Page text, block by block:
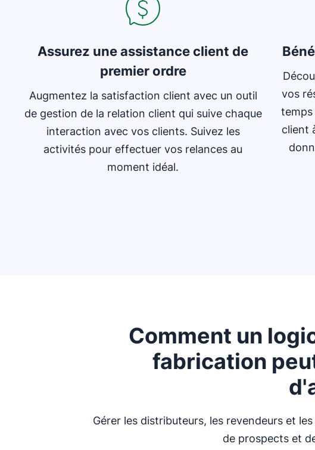
Assurez une assistance client de
premier ordre
Augmentez la satisfaction client avec un outil
de gestion de la relation client qui suive chaque
interaction avec vos clients. Suivez les
activités pour effectuer vos relances au
moment idéal.
vos
temps
client
Comment un
fabrication
Gérer les distributeurs, les revendeurs et
de prospects et